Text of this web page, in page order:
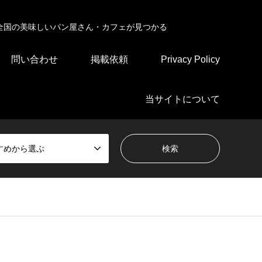
の美味しいパン屋さん・カフェが見つかる
問い合わせ 掲載依頼 Privacy Policy
当サイトについて
めから選ぶ